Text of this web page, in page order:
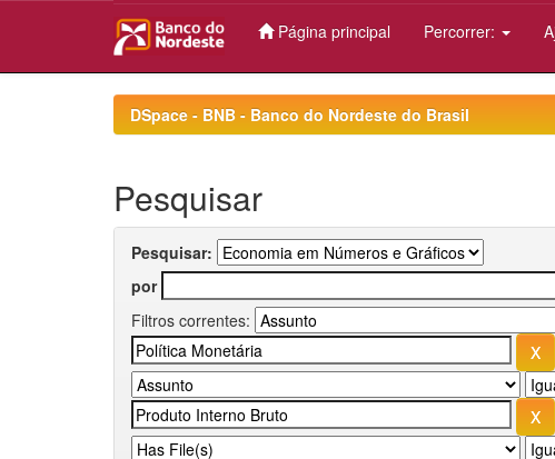
Página principal Percorrer:
DSpace - BNB - Banco do Nordeste do Brasil
Pesquisar
Pesquisar:
por
Filtros correntes: